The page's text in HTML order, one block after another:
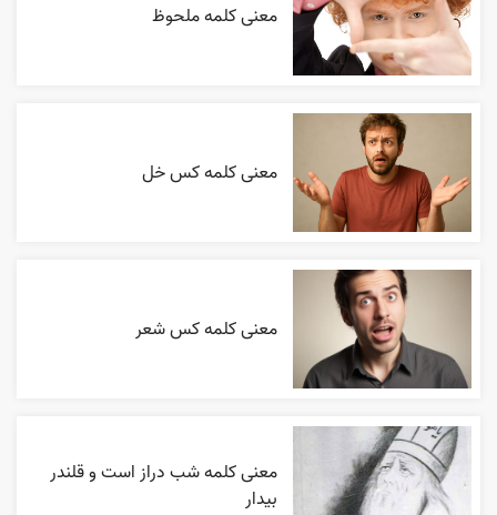
معنی کلمه ملحوظ
معنی کلمه کس خل
معنی کلمه کس شعر
معنی کلمه شب دراز است و قلندر
بیدار